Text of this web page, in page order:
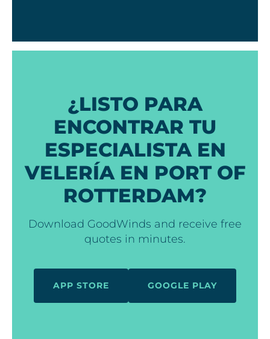
¿LISTO PARA
ENCONTRAR TU
ESPECIALISTA EN
VELERÍA EN PORT OF
ROTTERDAM?
Download GoodWinds and receive free
quotes in minutes.
APP STORE GOOGLE PLAY